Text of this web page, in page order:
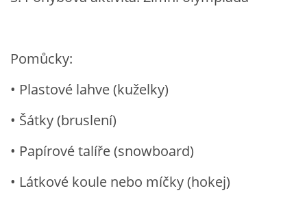
BÁSNĚ K TÉMATU ZIMA
POHYBOVÉ AKTIVITY NA TÉMA ZIMA
Pomůcky:
• Plastové lahve (kuželky)
• Šátky (bruslení)
• Papírové talíře (snowboard)
• Látkové koule nebo míčky (hokej)